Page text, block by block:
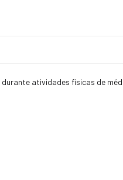
atividades físicas de